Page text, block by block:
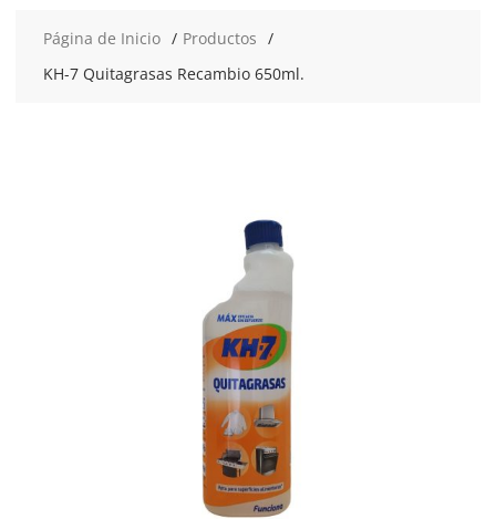
Página de Inicio
Productos
KH-7 Quitagrasas Recambio 650ml.